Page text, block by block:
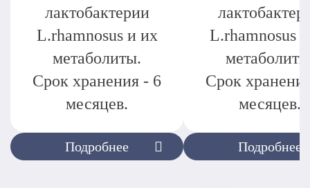
Подробнее
лактобактерии
L.rhamnosus и их
метаболиты.
Срок хранения - 6
месяцев.
Подробнее
L.rhamnosus
Срок
месяцев.